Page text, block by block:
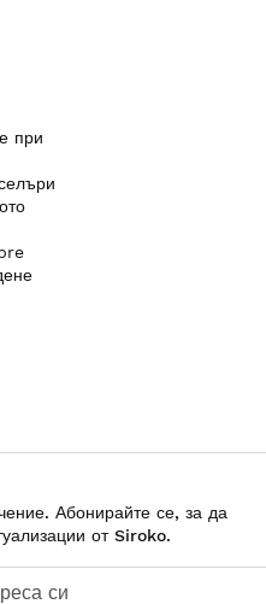
при
Абонирайте се, за да
от Siroko.
си